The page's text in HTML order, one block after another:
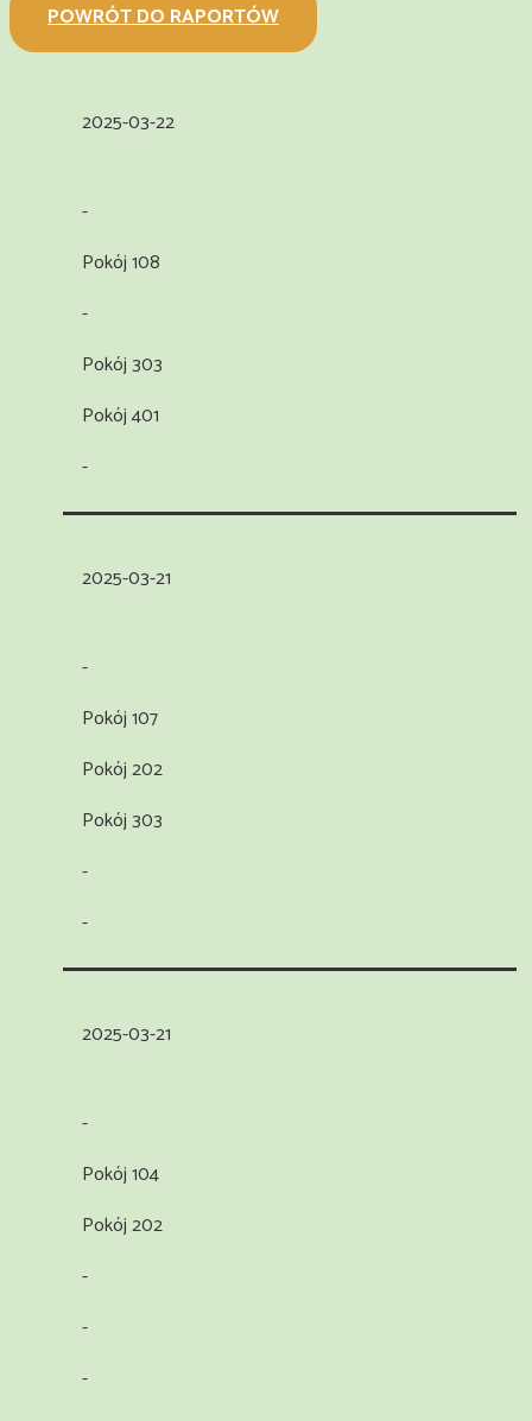
POWRÓT DO RAPORTÓW
2025-03-22
-
Pokój 108
-
Pokój 303
Pokój 401
-
2025-03-21
-
Pokój 107
Pokój 202
Pokój 303
-
-
2025-03-21
-
Pokój 104
Pokój 202
-
-
-